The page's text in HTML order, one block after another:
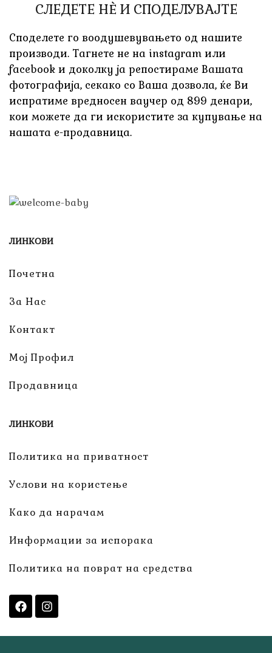
СЛЕДЕТЕ НÈ И СПОДЕЛУВАЈТЕ
Споделете го воодушевувањето од нашите
производи. Тагнете не на instagram или
facebook и доколку ја репостираме Вашата
фотографија, секако со Ваша дозвола, ќе Ви
испратиме вредносен ваучер од 899 денари,
кои можете да ги искористите за купување на
нашата е-продавница.
ЛИНКОВИ
Почетна
За Нас
Контакт
Мој Профил
Продавница
ЛИНКОВИ
Политика на приватност
Услови на користење
Како да нарачам
Информации за испорака
Политика на поврат на средства